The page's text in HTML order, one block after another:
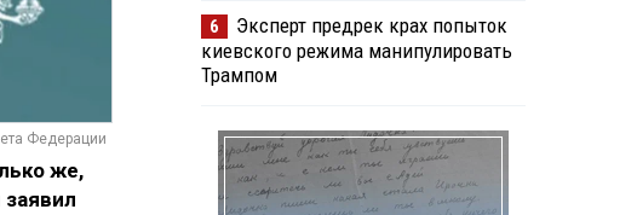
Федерации
же,
6
Эксперт предрек крах попыток
киевского режима манипулировать
Трампом